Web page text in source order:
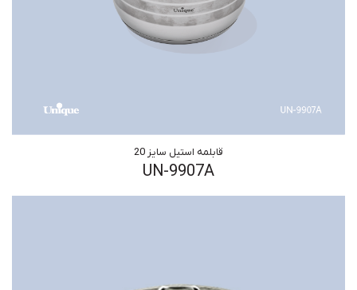
قابلمه استیل سایز 20
UN-9907A